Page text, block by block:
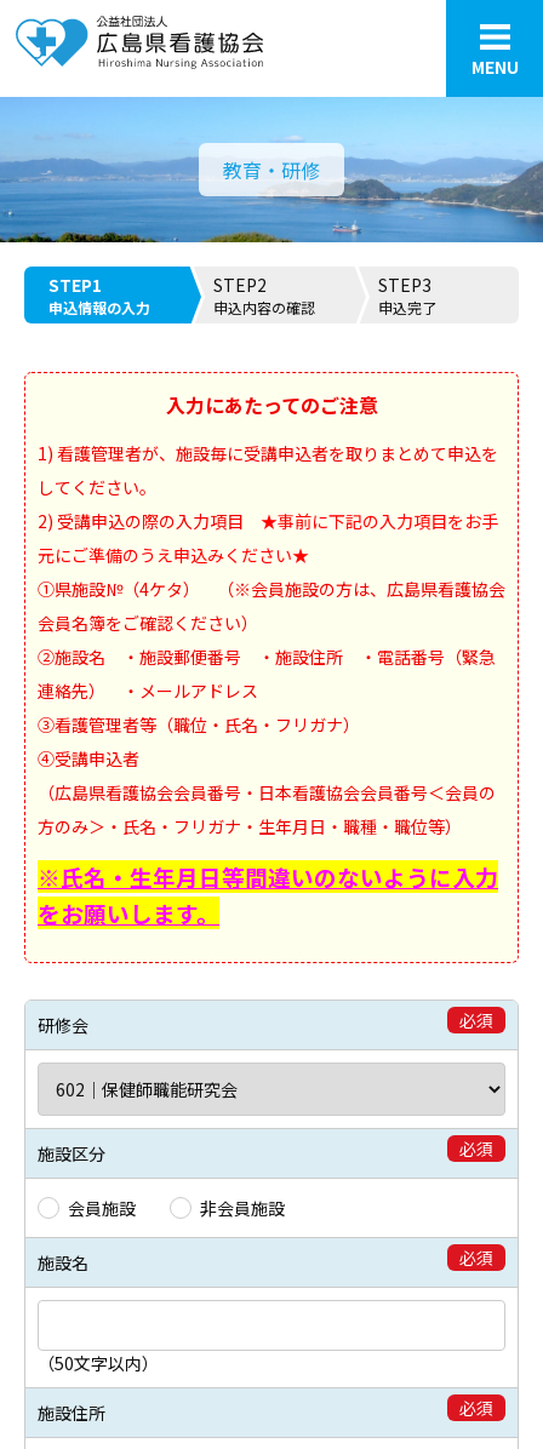
MENU
教育・研修
STEP1
申込情報の入力
STEP2
申込内容の確認
STEP3
申込完了
入力にあたってのご注意
1) 看護管理者が、施設毎に受講申込者を取りまとめて申込を
してください。
2) 受講申込の際の入力項目 ★事前に下記の入力項目をお手
元にご準備のうえ申込みください★
①県施設№（4ケタ） （※会員施設の方は、広島県看護協会
会員名簿をご確認ください）
②施設名 ・施設郵便番号 ・施設住所 ・電話番号（緊急
連絡先） ・メールアドレス
③看護管理者等（職位・氏名・フリガナ）
④受講申込者
（広島県看護協会会員番号・日本看護協会会員番号＜会員の
方のみ＞・氏名・フリガナ・生年月日・職種・職位等）
※氏名・生年月日等間違いのないように入力
をお願いします。
研修会 必須
施設区分 必須
会員施設 非会員施設
施設名 必須
（50文字以内）
施設住所 必須